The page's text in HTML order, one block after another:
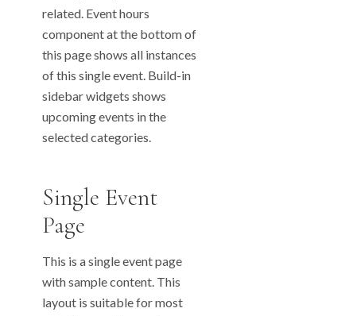
related. Event hours
component at the bottom of
this page shows all instances
of this single event. Build-in
sidebar widgets shows
upcoming events in the
selected categories.
Single Event
Page
This is a single event page
with sample content. This
layout is suitable for most